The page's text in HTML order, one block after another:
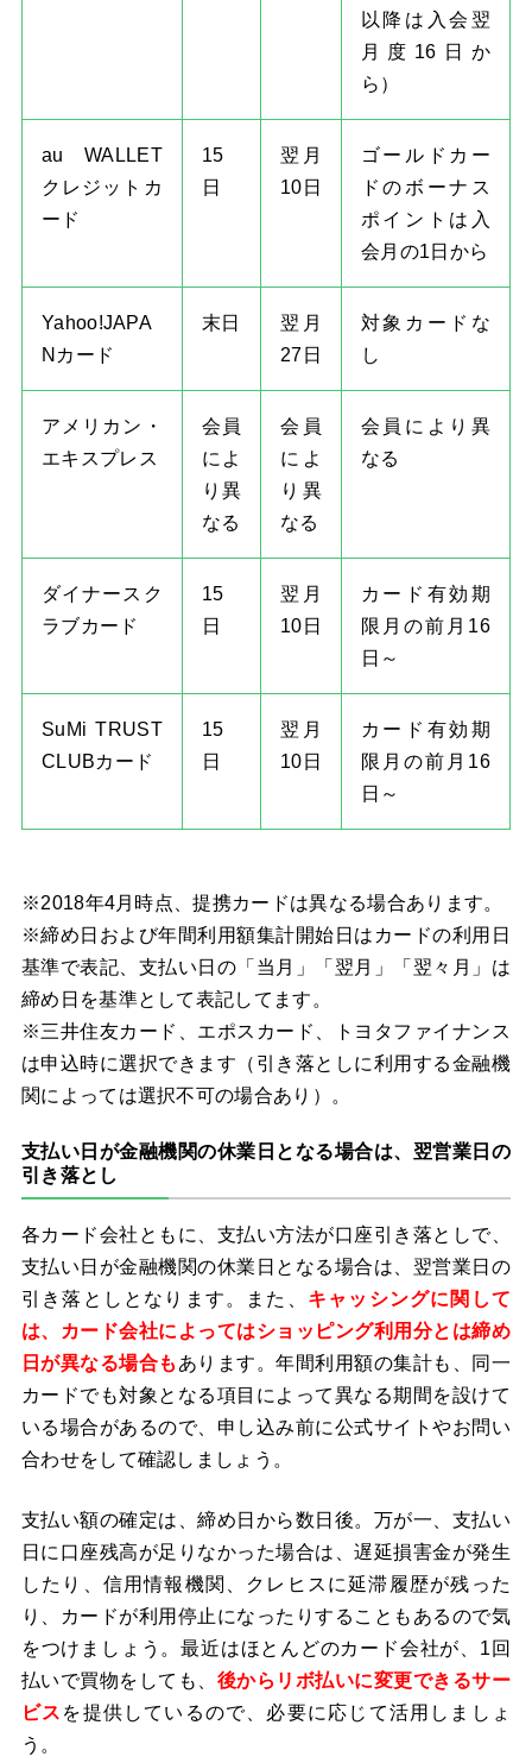
以降は入会翌
月度16日か
ら）
au WALLET
クレジットカ
ード
15
日
翌月
10日
ゴールドカー
ドのボーナス
ポイントは入
会月の1日から
Yahoo!JAPA
Nカード
末日
翌月
27日
対象カードな
し
アメリカン・
エキスプレス
会員
によ
り異
なる
会員
によ
り異
なる
会員により異
なる
ダイナースク
ラブカード
15
日
翌月
10日
カード有効期
限月の前月16
日～
SuMi TRUST
CLUBカード
15
日
翌月
10日
カード有効期
限月の前月16
日～
※2018年4月時点、提携カードは異なる場合あります。
※締め日および年間利用額集計開始日はカードの利用日
基準で表記、支払い日の「当月」「翌月」「翌々月」は
締め日を基準として表記してます。
※三井住友カード、エポスカード、トヨタファイナンス
は申込時に選択できます（引き落としに利用する金融機
関によっては選択不可の場合あり）。
支払い日が金融機関の休業日となる場合は、翌営業日の
引き落とし
各カード会社ともに、支払い方法が口座引き落としで、
支払い日が金融機関の休業日となる場合は、翌営業日の
引き落としとなります。また、 キャッシングに関して
は、カード会社によってはショッピング利用分とは締め
日が異なる場合も あります。年間利用額の集計も、同一
カードでも対象となる項目によって異なる期間を設けて
いる場合があるので、申し込み前に公式サイトやお問い
合わせをして確認しましょう。
支払い額の確定は、締め日から数日後。万が一、支払い
日に口座残高が足りなかった場合は、遅延損害金が発生
したり、信用情報機関、クレヒスに延滞履歴が残った
り、カードが利用停止になったりすることもあるので気
をつけましょう。最近はほとんどのカード会社が、1回
払いで買物をしても、 後からリボ払いに変更できるサー
ビス を提供しているので、必要に応じて活用しましょ
う。